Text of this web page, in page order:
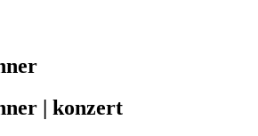
| konzert